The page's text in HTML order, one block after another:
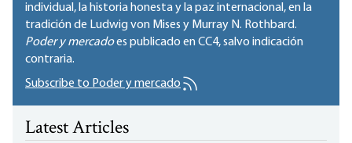
individual, la historia honesta y la paz internacional, en la
tradición de Ludwig von Mises y Murray N. Rothbard.
Poder y mercadoes publicado enCC4, salvo indicación
contraria.
Subscribe to Poder y mercado
Latest Articles